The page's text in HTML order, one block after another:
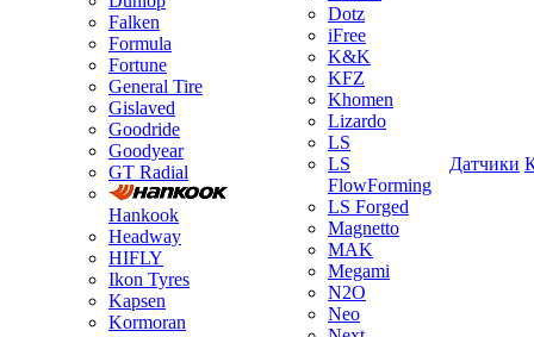
Falken
Formula
Fortune
General Tire
Gislaved
Goodride
Goodyear
GT Radial
Hankook
Headway
HIFLY
Ikon Tyres
Kapsen
Kormoran
Dotz
iFree
K&K
KFZ
Khomen
Lizardo
LS
LS
FlowForming
LS Forged
Magnetto
MAK
Megami
N2O
Neo
Датчики